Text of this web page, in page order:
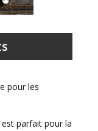
pour les
parfait pour la